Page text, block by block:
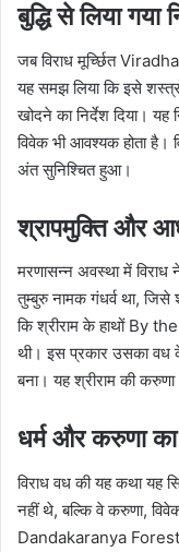
बुद्धि से लिया गया
जब विराध मूर्च्छित
यह समझ लिया कि इसे
खोदने का निर्देश दिया। यह
विवेक भी आवश्यक होता है।
अंत सुनिश्चित हुआ।
श्रापमुक्ति और
मरणासन्न अवस्था में विराध
तुम्बुरु नामक गंधर्व था, जिसे
कि श्रीराम के हाथों By
थी। इस प्रकार उसका वध
बना। यह श्रीराम की करुणा
धर्म और करुणा
विराध वध की यह कथा यह
नहीं थे, बल्कि वे करुणा,
Dandakaranya Forest